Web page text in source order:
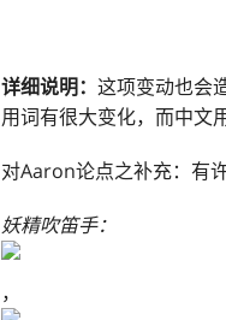
详细说明： 这项变动也会
用词有很大变化，而中文
对Aaron论点之补充：有
妖精吹笛手：
，